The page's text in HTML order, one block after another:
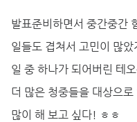
발표준비하면서 중간중간
일들도 겹쳐서 고민이 많
일 중 하나가 되어버린 테
더 많은 청중들을 대상으로
많이 해 보고 싶다! ㅎㅎ